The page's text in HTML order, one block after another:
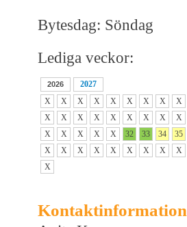
Bytesdag: Söndag
Lediga veckor:
2026
2027
X
X X X X X X X X
X
X X X X X X X X
X
X X X X 32 33 34 35
X
X X X X X X X X
X
Kontaktinformation